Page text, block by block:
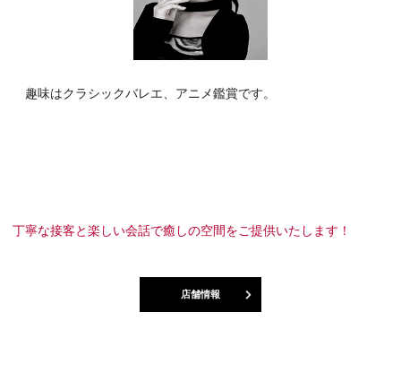
趣味はクラシックバレエ、アニメ鑑賞です。
丁寧な接客と楽しい会話で癒しの空間をご提供いたします！
店舗情報